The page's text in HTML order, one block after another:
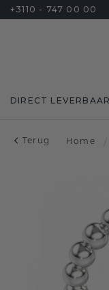
+3110 - 747 00 00
DIRECT LEVERBAAR
Terug Home /